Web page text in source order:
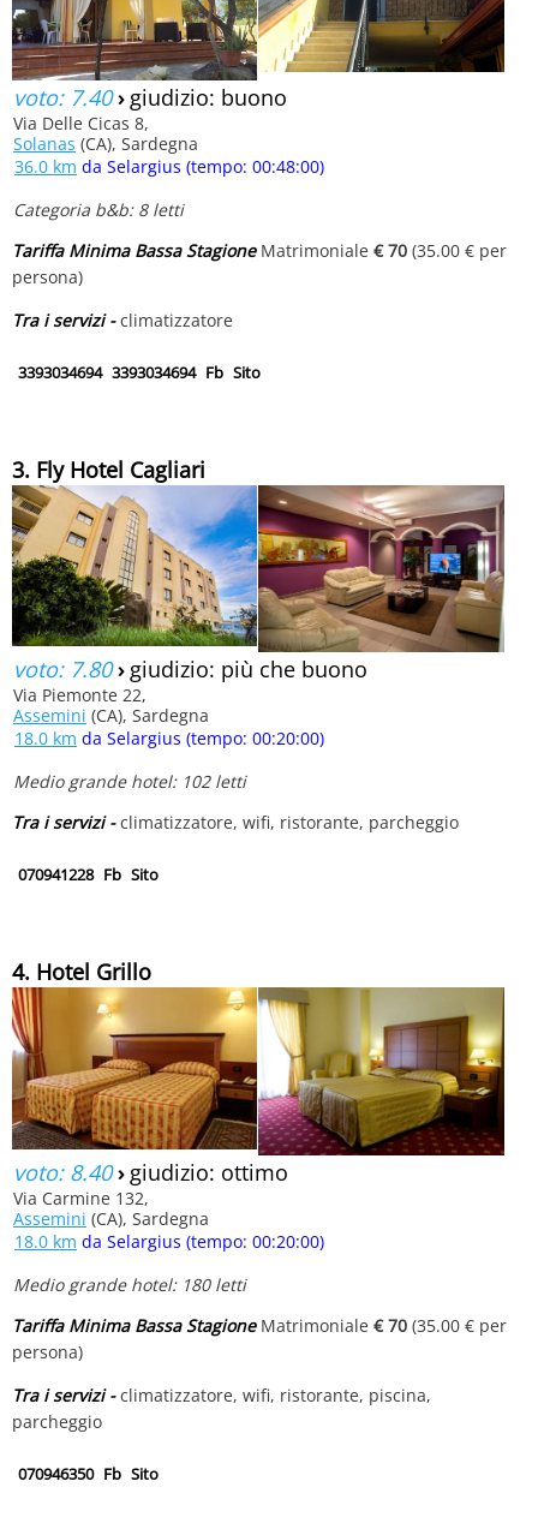
voto: 7.40› giudizio: buono
Via Delle Cicas 8,
Solanas (CA), Sardegna
36.0 km da Selargius (tempo: 00:48:00)
Categoria b&b: 8 letti
Tariffa Minima Bassa StagioneMatrimoniale € 70 (35.00 € per
persona)
Tra i servizi -climatizzatore
3393034694 3393034694 Fb Sito
3. Fly Hotel Cagliari
voto: 7.80› giudizio: più che buono
Via Piemonte 22,
Assemini (CA), Sardegna
18.0 km da Selargius (tempo: 00:20:00)
Medio grande hotel: 102 letti
Tra i servizi -climatizzatore, wifi, ristorante, parcheggio
070941228 Fb Sito
4. Hotel Grillo
voto: 8.40› giudizio: ottimo
Via Carmine 132,
Assemini (CA), Sardegna
18.0 km da Selargius (tempo: 00:20:00)
Medio grande hotel: 180 letti
Tariffa Minima Bassa StagioneMatrimoniale € 70 (35.00 € per
persona)
Tra i servizi -climatizzatore, wifi, ristorante, piscina,
parcheggio
070946350 Fb Sito